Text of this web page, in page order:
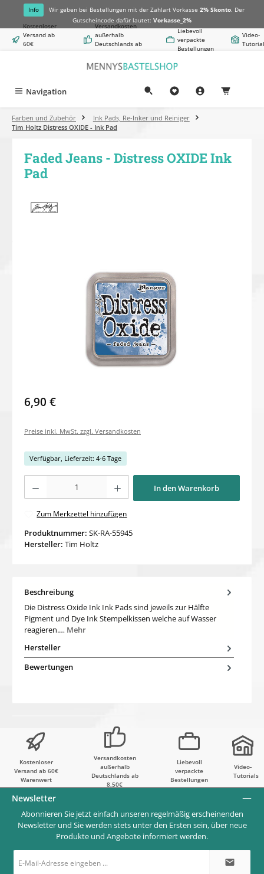
springen
Info Wir geben bei Bestellungen mit der Zahlart Vorkasse 2% Skonto. Der
Gutscheincode dafür lautet: Vorkasse_2%
Kostenloser
Versand ab
60€
Versandkosten
außerhalb
Deutschlands ab
Liebevoll
verpackte
Bestellungen
Video-
Navigation
Farben und Zubehör
Ink Pads, Re-Inker und Reiniger
Tim Holtz Distress OXIDE - Ink Pad
Faded Jeans - Distress OXIDE Ink
Pad
6,90 €
Preise inkl. MwSt. zzgl. Versandkosten
Verfügbar, Lieferzeit: 4-6 Tage
In den Warenkorb
Zum Merkzettel hinzufügen
Produktnummer: SK-RA-55945
Hersteller: Tim Holtz
Beschreibung
Die Distress Oxide Ink Ink Pads sind jeweils zur Hälfte
Pigment und Dye Ink Stempelkissen welche auf Wasser
reagieren.… Mehr
Hersteller
Bewertungen
Kostenloser
Versand ab 60€
Warenwert
Versandkosten
außerhalb
Deutschlands ab
8,50€
Liebevoll
verpackte
Bestellungen
Video-
Tutorials
Newsletter
Abonnieren Sie jetzt einfach unseren regelmäßig erscheinenden
Newsletter und Sie werden stets unter den Ersten sein, über neue
Produkte und Angebote informiert werden.
E-
Mail-